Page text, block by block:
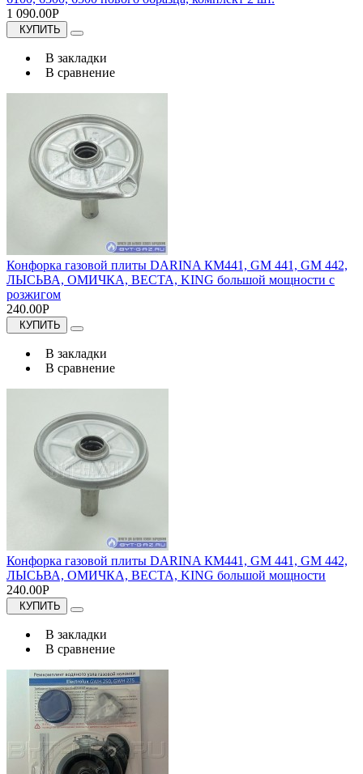
1 090.00Р
КУПИТЬ
В закладки
В сравнение
Конфорка газовой плиты DARINA КМ441, GM 441, GM 442,
ЛЫСЬВА, ОМИЧКА, ВЕСТА, KING большой мощности с
розжигом
240.00Р
КУПИТЬ
В закладки
В сравнение
Конфорка газовой плиты DARINA КМ441, GM 441, GM 442,
ЛЫСЬВА, ОМИЧКА, ВЕСТА, KING большой мощности
240.00Р
КУПИТЬ
В закладки
В сравнение